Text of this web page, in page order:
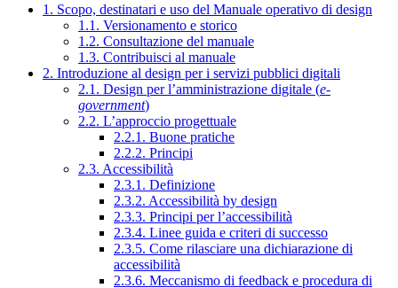
1. Scopo, destinatari e uso del Manuale operativo di design
1.1. Versionamento e storico
1.2. Consultazione del manuale
1.3. Contribuisci al manuale
2. Introduzione al design per i servizi pubblici digitali
2.1. Design per l’amministrazione digitale (e-
government)
2.2. L’approccio progettuale
2.2.1. Buone pratiche
2.2.2. Principi
2.3. Accessibilità
2.3.1. Definizione
2.3.2. Accessibilità by design
2.3.3. Principi per l’accessibilità
2.3.4. Linee guida e criteri di successo
2.3.5. Come rilasciare una dichiarazione di
accessibilità
2.3.6. Meccanismo di feedback e procedura di